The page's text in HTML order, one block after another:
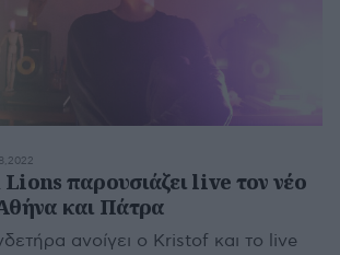
παρουσιάζει live τον νέο
και Πάτρα
ανοίγει ο Kristof και το live